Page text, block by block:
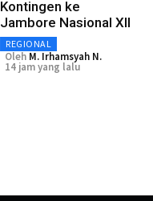
Kontingen ke
Jambore Nasional XII
REGIONAL
Oleh M. Irhamsyah N.
14 jam yang lalu